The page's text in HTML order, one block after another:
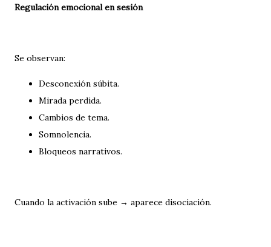
Regulación emocional en sesión
Se observan:
Desconexión súbita.
Mirada perdida.
Cambios de tema.
Somnolencia.
Bloqueos narrativos.
Cuando la activación sube → aparece disociación.